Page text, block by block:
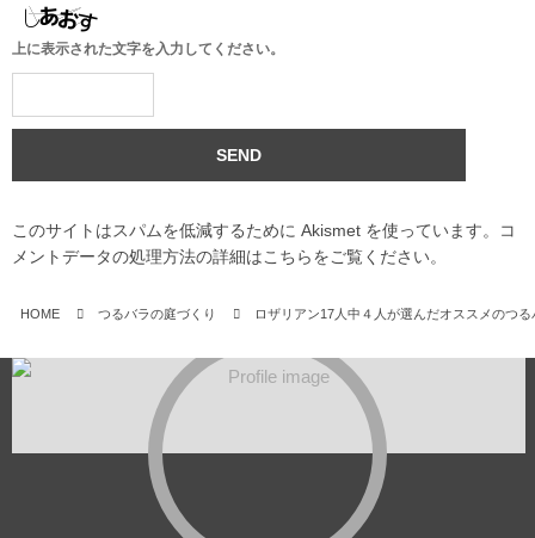
上に表示された文字を入力してください。
このサイトはスパムを低減するために Akismet を使っています。
コ
メントデータの処理方法の詳細はこちらをご覧ください。
HOME つるバラの庭づくり ロザリアン17人中４人が選んだオススメのつ